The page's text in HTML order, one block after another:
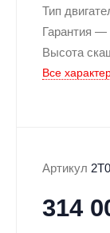
Тип
Гарантия
Высота
Все
Артикул
314